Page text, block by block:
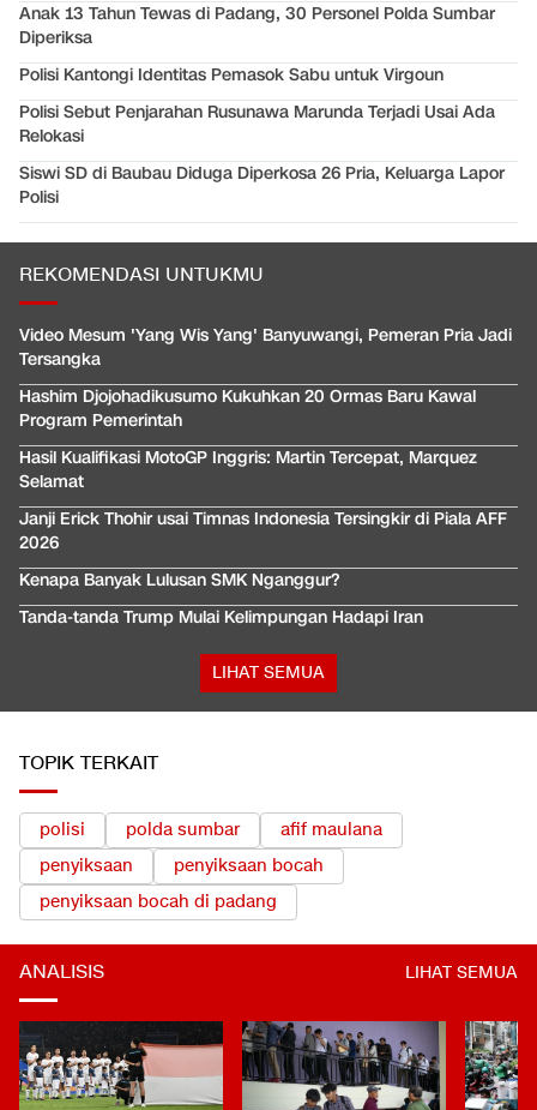
Anak 13 Tahun Tewas di Padang, 30 Personel Polda Sumbar
Diperiksa
Polisi Kantongi Identitas Pemasok Sabu untuk Virgoun
Polisi Sebut Penjarahan Rusunawa Marunda Terjadi Usai Ada
Relokasi
Siswi SD di Baubau Diduga Diperkosa 26 Pria, Keluarga Lapor
Polisi
REKOMENDASI UNTUKMU
Video Mesum 'Yang Wis Yang' Banyuwangi, Pemeran Pria Jadi
Tersangka
Hashim Djojohadikusumo Kukuhkan 20 Ormas Baru Kawal
Program Pemerintah
Hasil Kualifikasi MotoGP Inggris: Martin Tercepat, Marquez
Selamat
Janji Erick Thohir usai Timnas Indonesia Tersingkir di Piala AFF
2026
Kenapa Banyak Lulusan SMK Nganggur?
Tanda-tanda Trump Mulai Kelimpungan Hadapi Iran
LIHAT SEMUA
TOPIK TERKAIT
polisi polda sumbar
afif maulana
penyiksaan
penyiksaan bocah
penyiksaan bocah di padang
ANALISIS LIHAT SEMUA